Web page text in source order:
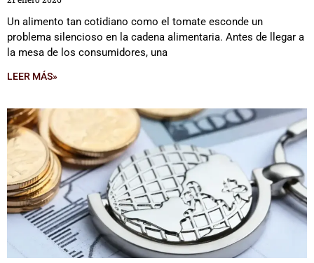
Un alimento tan cotidiano como el tomate esconde un
problema silencioso en la cadena alimentaria. Antes de llegar a
la mesa de los consumidores, una
LEER MÁS»